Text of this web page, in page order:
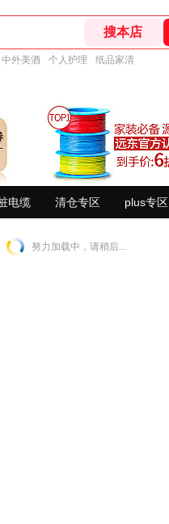
中外美酒 个人护理 纸品家清
电缆 清仓专区 plus专区
努力加载中，请稍后...